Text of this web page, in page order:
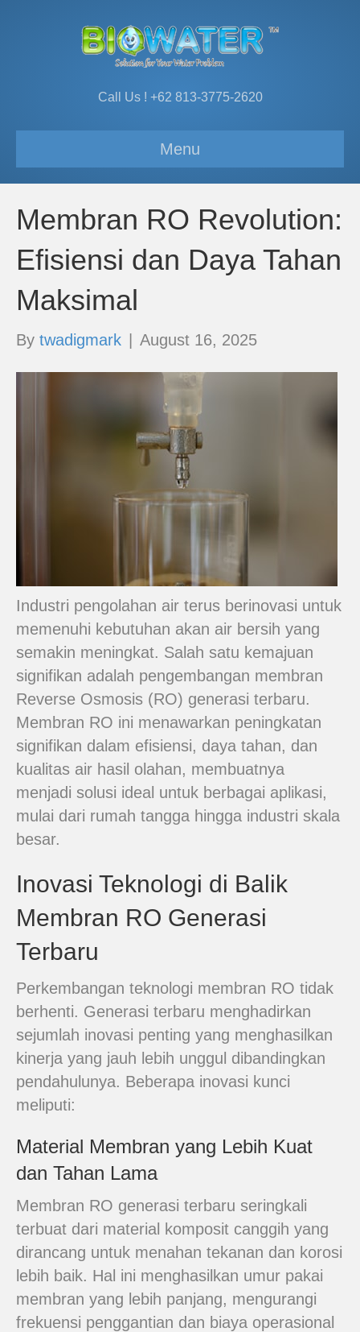
Call Us ! +62 813-3775-2620
Menu
Membran RO Revolution:
Efisiensi dan Daya Tahan
Maksimal
By twadigmark August 16, 2025
Industri pengolahan air terus berinovasi untuk
memenuhi kebutuhan akan air bersih yang
semakin meningkat. Salah satu kemajuan
signifikan adalah pengembangan membran
Reverse Osmosis (RO) generasi terbaru.
Membran RO ini menawarkan peningkatan
signifikan dalam efisiensi, daya tahan, dan
kualitas air hasil olahan, membuatnya
menjadi solusi ideal untuk berbagai aplikasi,
mulai dari rumah tangga hingga industri skala
besar.
Inovasi Teknologi di Balik
Membran RO Generasi
Terbaru
Perkembangan teknologi membran RO tidak
berhenti. Generasi terbaru menghadirkan
sejumlah inovasi penting yang menghasilkan
kinerja yang jauh lebih unggul dibandingkan
pendahulunya. Beberapa inovasi kunci
meliputi:
Material Membran yang Lebih Kuat
dan Tahan Lama
Membran RO generasi terbaru seringkali
terbuat dari material komposit canggih yang
dirancang untuk menahan tekanan dan korosi
lebih baik. Hal ini menghasilkan umur pakai
membran yang lebih panjang, mengurangi
frekuensi penggantian dan biaya operasional